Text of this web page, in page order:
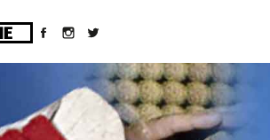
10/d43051023/htdocs/wordpress/wp-